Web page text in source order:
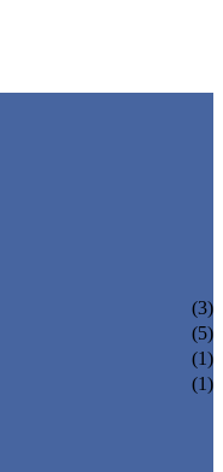
(3)
(5)
(1)
(1)